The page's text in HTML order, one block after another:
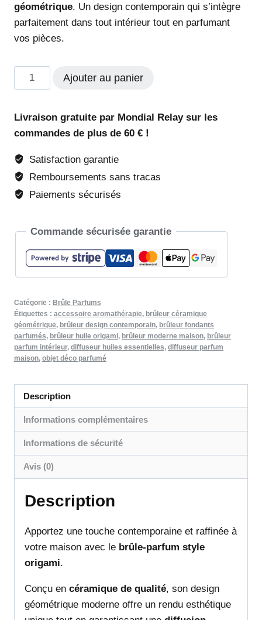
géométrique. Un design contemporain qui s’intègre
parfaitement dans tout intérieur tout en parfumant
vos pièces.
quantité
de
Style
Origami
(gris)
Ajouter au panier
Livraison gratuite par Mondial Relay sur les
commandes de plus de 60 € !
Satisfaction garantie
Remboursements sans tracas
Paiements sécurisés
Commande sécurisée garantie
Catégorie : Brûle Parfums
Étiquettes : accessoire aromathérapie, brûleur céramique
géométrique, brûleur design contemporain, brûleur fondants
parfumés, brûleur huile origami, brûleur moderne maison, brûleur
parfum intérieur, diffuseur huiles essentielles, diffuseur parfum
maison, objet déco parfumé
Description
Informations complémentaires
Informations de sécurité
Avis (0)
Description
Apportez une touche contemporaine et raffinée à
votre maison avec le brûle-parfum style
origami.
Conçu en céramique de qualité, son design
géométrique moderne offre un rendu esthétique